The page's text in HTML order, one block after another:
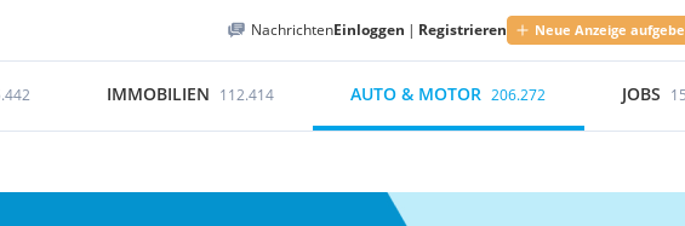
NachrichtenEinloggen | Registrieren Neue Anzeige
IMMOBILIEN 112.414 AUTO & MOTOR 206.272 JOBS